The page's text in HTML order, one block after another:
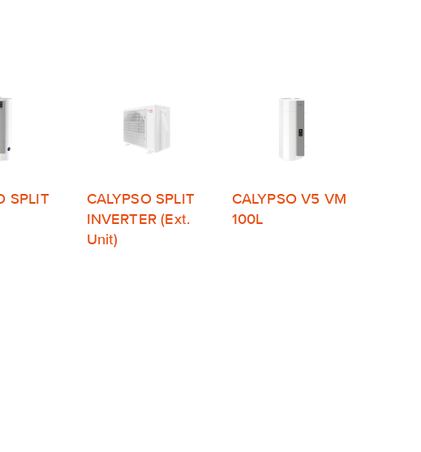
SPLIT
CALYPSO SPLIT
INVERTER (Ext.
Unit)
CALYPSO V5 VM
100L